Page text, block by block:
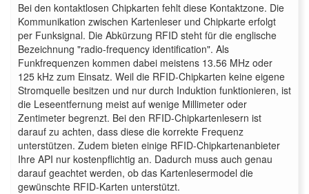
Bei den kontaktlosen Chipkarten fehlt diese Kontaktzone. Die
Kommunikation zwischen Kartenleser und Chipkarte erfolgt
per Funksignal. Die Abkürzung RFID steht für die englische
Bezeichnung "radio-frequency identification". Als
Funkfrequenzen kommen dabei meistens 13.56 MHz oder
125 kHz zum Einsatz. Weil die RFID-Chipkarten keine eigene
Stromquelle besitzen und nur durch Induktion funktionieren, ist
die Leseentfernung meist auf wenige Millimeter oder
Zentimeter begrenzt. Bei den RFID-Chipkartenlesern ist
darauf zu achten, dass diese die korrekte Frequenz
unterstützen. Zudem bieten einige RFID-Chipkartenanbieter
Ihre API nur kostenpflichtig an. Dadurch muss auch genau
darauf geachtet werden, ob das Kartenlesermodel die
gewünschte RFID-Karten unterstützt.